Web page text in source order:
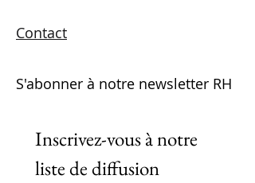
Contact
S'abonner à notre newsletter RH
Inscrivez-vous à notre
liste de diffusion